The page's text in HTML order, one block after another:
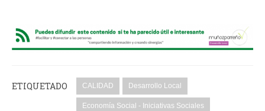
ETIQUETADO CALIDAD Desarrollo Local
Economía Social - Iniciativas Sociales